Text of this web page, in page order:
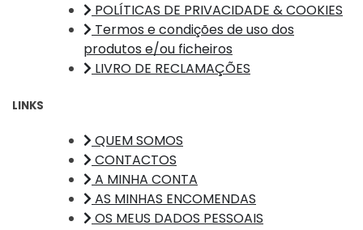
POLÍTICAS DE PRIVACIDADE & COOKIES
Termos e condições de uso dos
produtos e/ou ficheiros
LIVRO DE RECLAMAÇÕES
LINKS
QUEM SOMOS
CONTACTOS
A MINHA CONTA
AS MINHAS ENCOMENDAS
OS MEUS DADOS PESSOAIS